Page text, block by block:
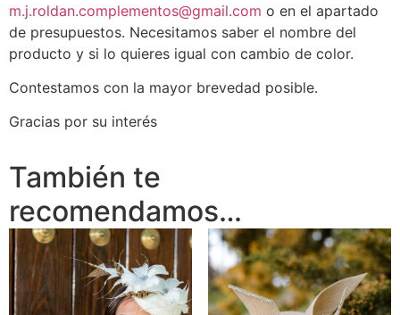
m.j.roldan.complementos@gmail.com o en el apartado
de presupuestos. Necesitamos saber el nombre del
producto y si lo quieres igual con cambio de color.
Contestamos con la mayor brevedad posible.
Gracias por su interés
También te
recomendamos…